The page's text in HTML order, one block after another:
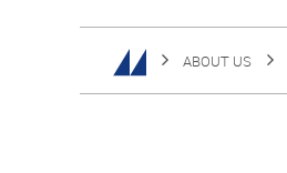
ABOUT US